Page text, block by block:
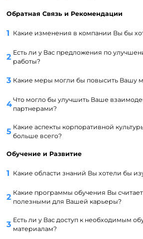
Обратная Связь и Рекомендации
Какие изменения в компании Вы бы
Есть ли у Вас предложения по
работы?
Какие меры могли бы повысить Вашу
Что могло бы улучшить Ваше
партнерами?
Какие аспекты корпоративной
больше всего?
Обучение и Развитие
Какие области знаний Вы хотели бы
Какие программы обучения Вы
полезными для Вашей карьеры?
Есть ли у Вас доступ к необходимым
материалам?